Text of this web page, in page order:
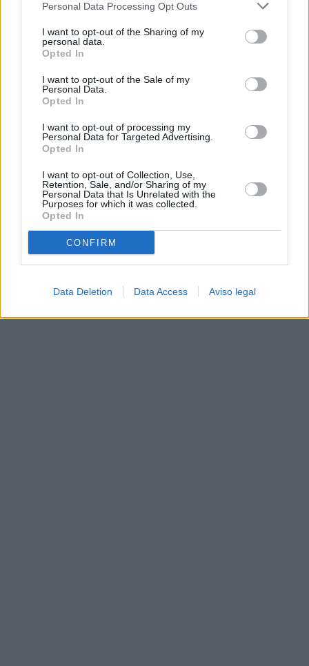
negar su consentimiento. Tenga en cuenta que algún
de su consentimiento, pero usted tiene el derecho de
rechazar tal procesamiento. Sus preferencias se aplicarán
cualquier momento entrando de nuevo en este sitio web o
visitando nuestra política de privacidad.
Personal Data Processing Opt Outs
I want to opt-out of the Sharing of my
personal data.
Opted In
I want to opt-out of the Sale of my
Personal Data.
Opted In
I want to opt-out of processing my
Personal Data for Targeted Advertising.
Opted In
I want to opt-out of Collection, Use,
Retention, Sale, and/or Sharing of my
Personal Data that Is Unrelated with the
Purposes for which it was collected.
Opted In
CONFIRM
Data Deletion Data Access Aviso legal